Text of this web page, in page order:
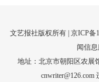
文艺报社版权所有 | 京ICP备
闻信息
地址：北京市朝阳区农展